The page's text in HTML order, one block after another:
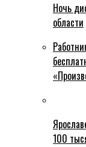
Ночь
области
100